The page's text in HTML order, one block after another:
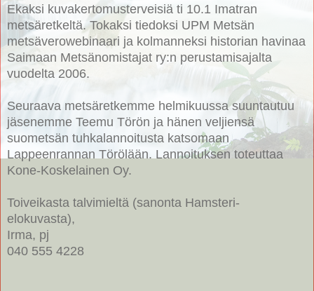
Ekaksi kuvakertomusterveisiä ti 10.1 Imatran
metsäretkeltä. Tokaksi tiedoksi UPM Metsän
metsäverowebinaari ja kolmanneksi historian havinaa
Saimaan Metsänomistajat ry:n perustamisajalta
vuodelta 2006.
Seuraava metsäretkemme helmikuussa suuntautuu
jäsenemme Teemu Törön ja hänen veljiensä
suometsän tuhkalannoitusta katsomaan
Lappeenrannan Törölään. Lannoituksen toteuttaa
Kone-Koskelainen Oy.
Toiveikasta talvimieltä (sanonta Hamsteri-
elokuvasta),
Irma, pj
040 555 4228